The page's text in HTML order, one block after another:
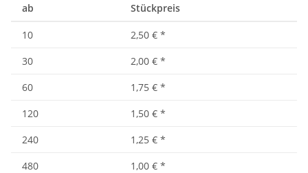
ab Stückpreis
10 2,50 € *
30
2,00 € *
60
1,75 € *
120
1,50 € *
240
1,25 € *
480
1,00 € *